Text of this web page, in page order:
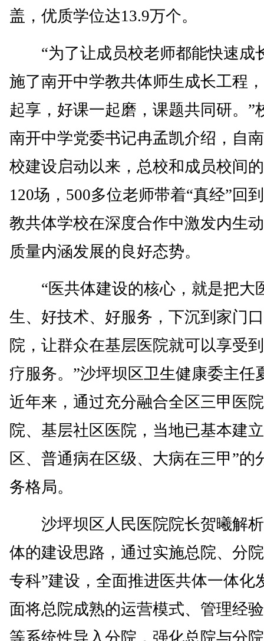
盖，优质学位达13.9万个。
“为了让成员校老师都能快速成
施了南开中学教共体师生成长工程
起享，好课一起磨，课题共同研。”
南开中学党委书记冉孟凯介绍，自
校建设启动以来，总校和成员校间
120场，500多位老师带着“真经”回
教共体学校在深度合作中激发内生
质量内涵发展的良好态势。
“医共体建设的核心，就是把大
生、好技术、好服务，下沉到家门
院，让群众在基层医院就可以享受
疗服务。”沙坪坝区卫生健康委主任
近年来，通过充分融合全区三甲医
院、基层社区医院，当地已基本建
区、普通病在区级、大病在三甲”的
务格局。
沙坪坝区人民医院院长贺曦解析
体的建设思路，通过实施总院、分
专科”建设，全面推进医共体一体化
面将总院成熟的运营模式、管理经